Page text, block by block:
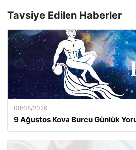
Tavsiye Edilen Haberler
08/08/2026
9 Ağustos Kova Burcu Günlük